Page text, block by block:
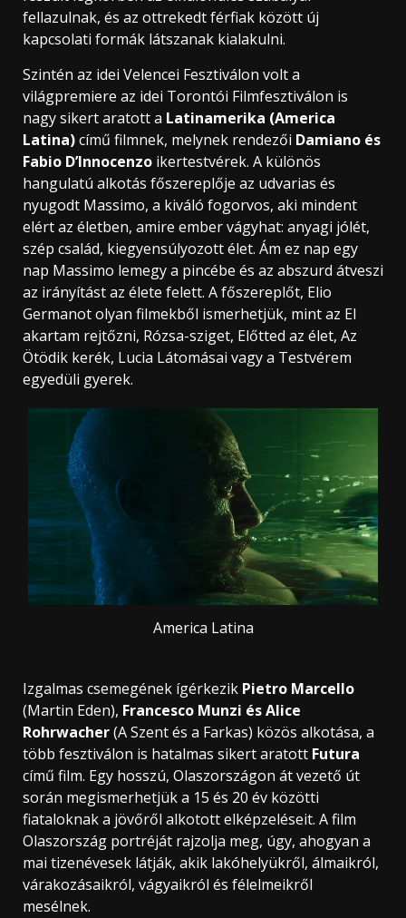
fellazulnak, és az ottrekedt férfiak között új
kapcsolati formák látszanak kialakulni.
Szintén az idei Velencei Fesztiválon volt a
világpremiere az idei Torontói Filmfesztiválon is
nagy sikert aratott a Latinamerika (America
Latina)című filmnek, melynek rendezői Damiano és
Fabio D’Innocenzo ikertestvérek. A különös
hangulatú alkotás főszereplője az udvarias és
nyugodt Massimo, a kiváló fogorvos, aki mindent
elért az életben, amire ember vágyhat: anyagi jólét,
szép család, kiegyensúlyozott élet. Ám ez nap egy
nap Massimo lemegy a pincébe és az abszurd átveszi
az irányítást az élete felett. A főszereplőt, Elio
Germanot olyan filmekből ismerhetjük, mint az El
akartam rejtőzni, Rózsa-sziget, Előtted az élet, Az
Ötödik kerék, Lucia Látomásai vagy a Testvérem
egyedüli gyerek.
America Latina
Izgalmas csemegének ígérkezik Pietro Marcello
(Martin Eden), Francesco Munzi és Alice
Rohrwacher(A Szent és a Farkas) közös alkotása, a
több fesztiválon is hatalmas sikert aratott Futura
című film. Egy hosszú, Olaszországon át vezető út
során megismerhetjük a 15 és 20 év közötti
fiataloknak a jövőről alkotott elképzeléseit. A film
Olaszország portréját rajzolja meg, úgy, ahogyan a
mai tizenévesek látják, akik lakóhelyükről, álmaikról,
várakozásaikról, vágyaikról és félelmeikről
mesélnek.